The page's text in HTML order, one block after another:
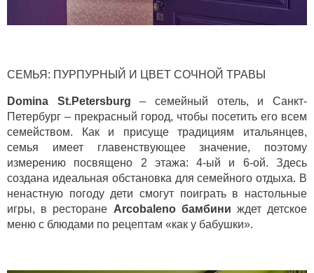
СЕМЬЯ: ПУРПУРНЫЙ И ЦВЕТ СОЧНОЙ ТРАВЫ
Domina St.Petersburg– семейный отель, и Санкт-
Петербург – прекрасный город, чтобы посетить его всем
семейством. Как и присуще традициям итальянцев,
семья имеет главенствующее значение, поэтому
измерению посвящено 2 этажа: 4-ый и 6-ой. Здесь
создана идеальная обстановка для семейного отдыха. В
ненастную погоду дети смогут поиграть в настольные
игры, в ресторане Arcobaleno бамбини ждет детское
меню с блюдами по рецептам «как у бабушки».